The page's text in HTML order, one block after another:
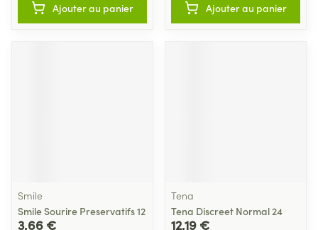
Ajouter au panier Ajouter au panier
Smile
Smile Sourire Preservatifs 12
3,66 €
Tena
Tena Discreet Normal 24
12,19 €